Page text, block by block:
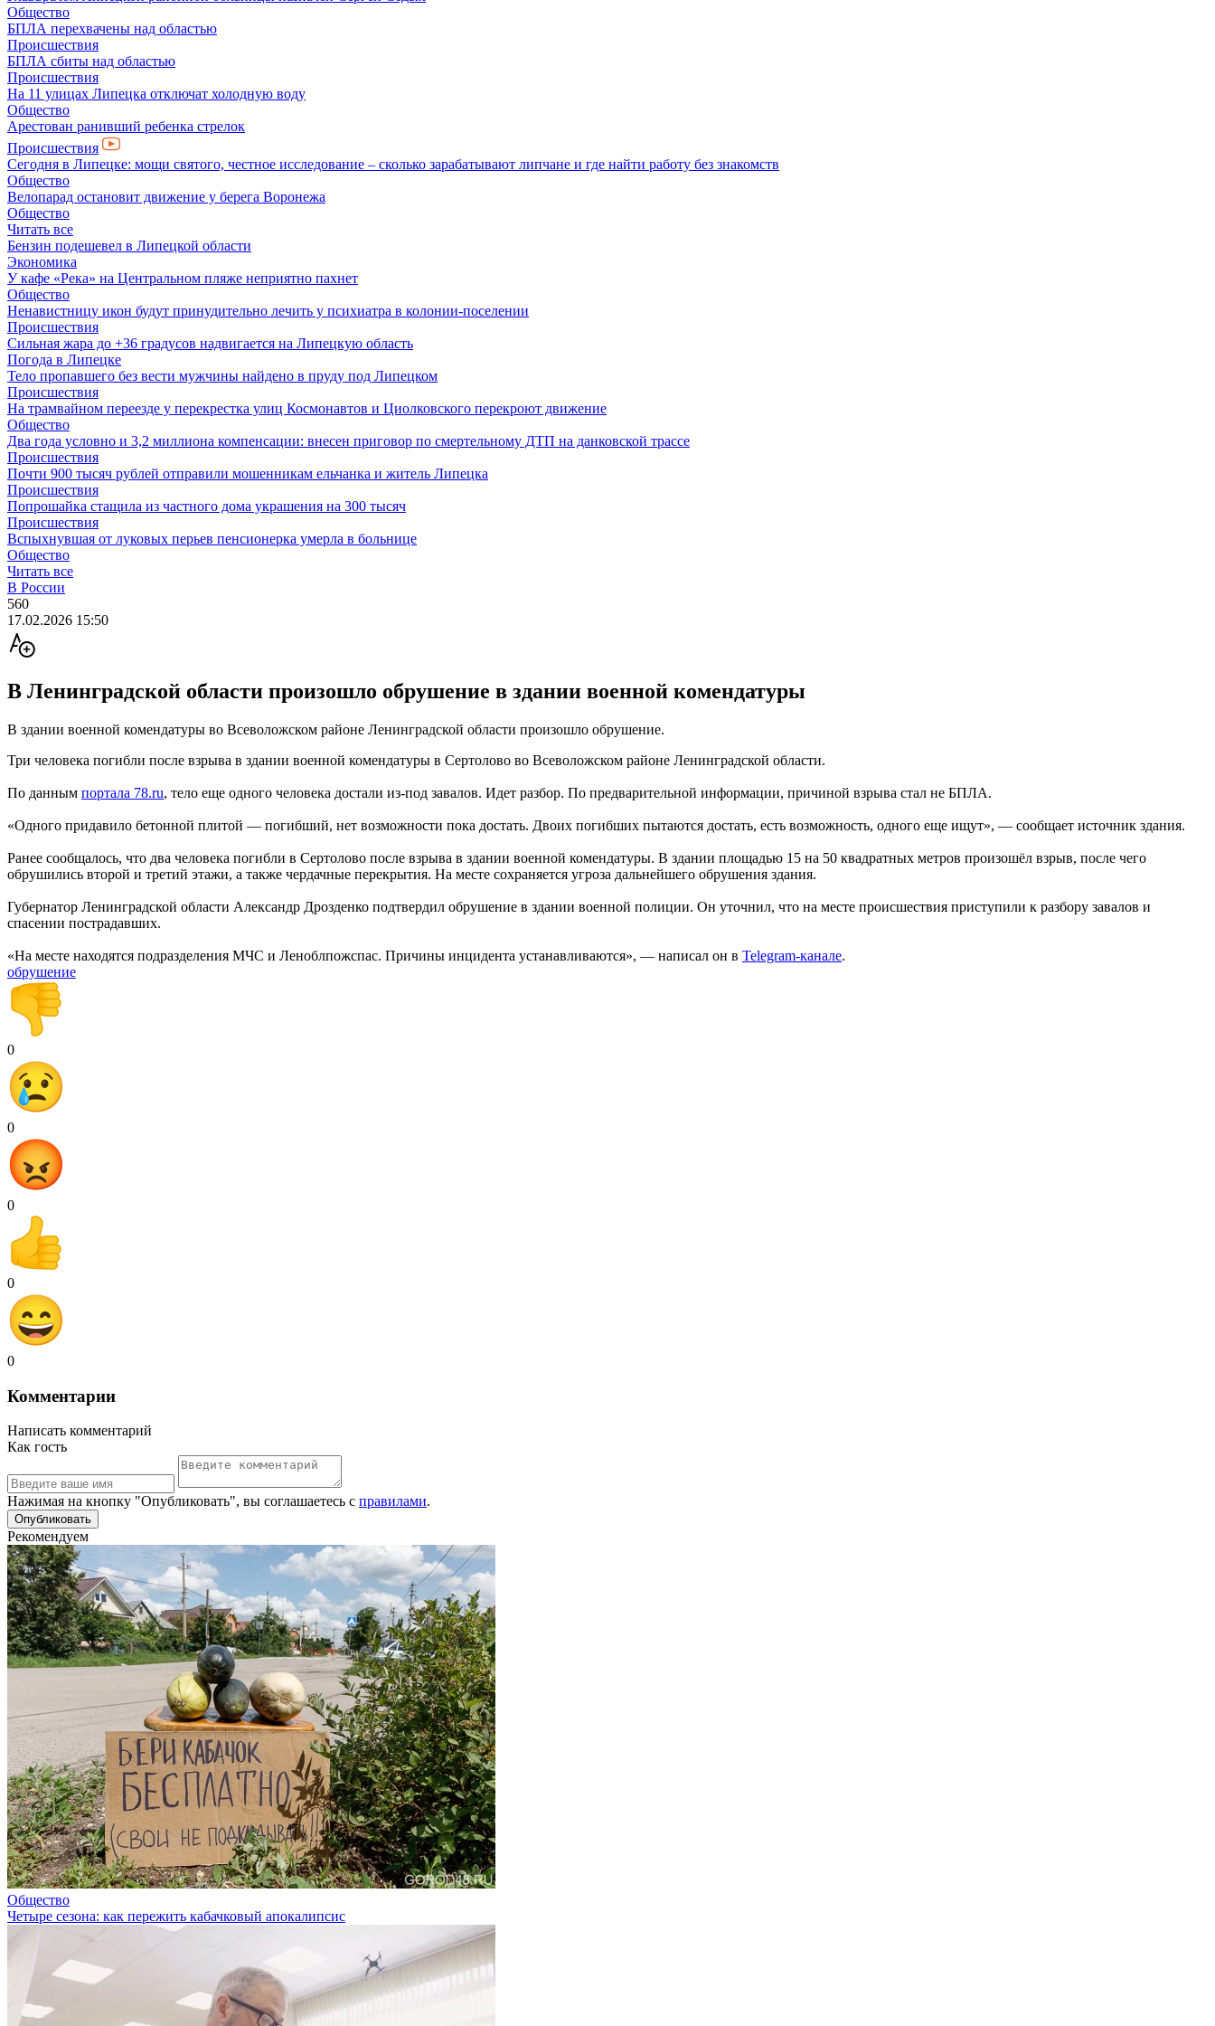
Общество
БПЛА перехвачены над областью
Происшествия
БПЛА сбиты над областью
Происшествия
На 11 улицах Липецка отключат холодную воду
Общество
Арестован ранивший ребенка стрелок
Происшествия
Сегодня в Липецке: мощи святого, честное исследование – сколько зарабатывают липчане и где найти работу без знакомств
Общество
Велопарад остановит движение у берега Воронежа
Общество
Читать все
Бензин подешевел в Липецкой области
Экономика
У кафе «Река» на Центральном пляже неприятно пахнет
Общество
Ненавистницу икон будут принудительно лечить у психиатра в колонии-поселении
Происшествия
Сильная жара до +36 градусов надвигается на Липецкую область
Погода в Липецке
Тело пропавшего без вести мужчины найдено в пруду под Липецком
Происшествия
На трамвайном переезде у перекрестка улиц Космонавтов и Циолковского перекроют движение
Общество
Два года условно и 3,2 миллиона компенсации: внесен приговор по смертельному ДТП на данковской трассе
Происшествия
Почти 900 тысяч рублей отправили мошенникам ельчанка и житель Липецка
Происшествия
Попрошайка стащила из частного дома украшения на 300 тысяч
Происшествия
Вспыхнувшая от луковых перьев пенсионерка умерла в больнице
Общество
Читать все
В России
560
17.02.2026 15:50
В Ленинградской области произошло обрушение в здании военной комендатуры
В здании военной комендатуры во Всеволожском районе Ленинградской области произошло обрушение.
Три человека погибли после взрыва в здании военной комендатуры в Сертолово во Всеволожском районе Ленинградской области.
По данным портала 78.ru, тело еще одного человека достали из-под завалов. Идет разбор. По предварительной информации, причиной взрыва стал не БПЛА.
«Одного придавило бетонной плитой — погибший, нет возможности пока достать. Двоих погибших пытаются достать, есть возможность, одного еще ищут», — сообщает источник здания.
Ранее сообщалось, что два человека погибли в Сертолово после взрыва в здании военной комендатуры. В здании площадью 15 на 50 квадратных метров произошёл взрыв, после чего
обрушились второй и третий этажи, а также чердачные перекрытия. На месте сохраняется угроза дальнейшего обрушения здания.
Губернатор Ленинградской области Александр Дрозденко подтвердил обрушение в здании военной полиции. Он уточнил, что на месте происшествия приступили к разбору завалов и
спасении пострадавших.
«На месте находятся подразделения МЧС и Леноблпожспас. Причины инцидента устанавливаются», — написал он в Telegram-канале.
обрушение
0
0
0
0
0
Комментарии
Написать комментарий
Как гость
Нажимая на кнопку "Опубликовать", вы соглашаетесь с правилами.
Рекомендуем
Общество
Четыре сезона: как пережить кабачковый апокалипсис